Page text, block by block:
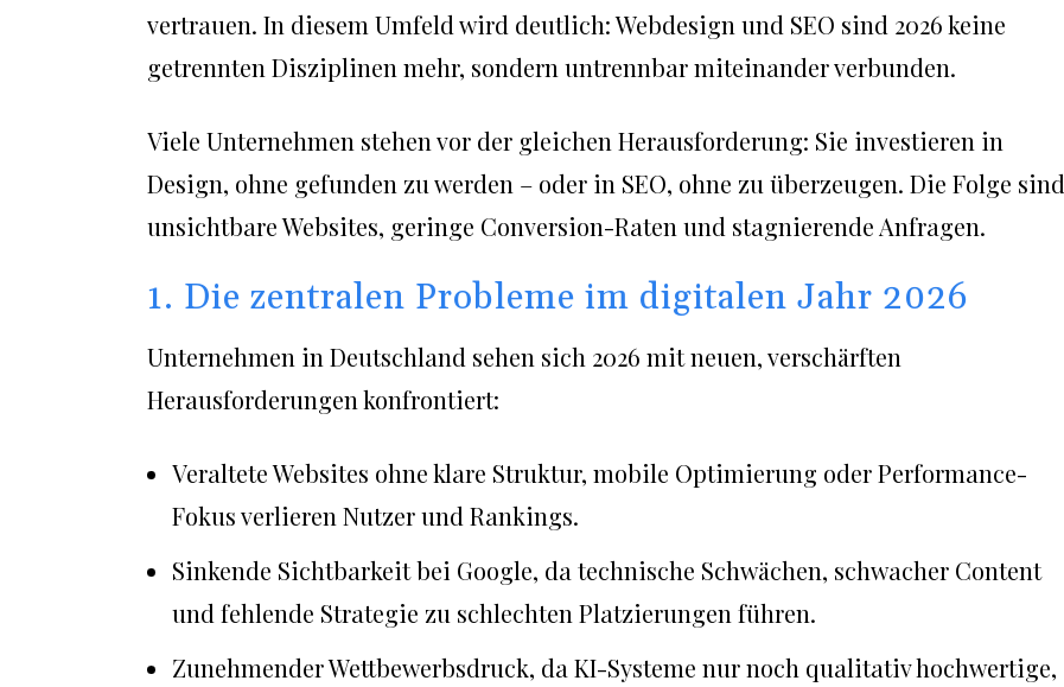
vertrauen. In diesem Umfeld wird deutlich: Webdesign und SEO sind 2026 keine
getrennten Disziplinen mehr, sondern untrennbar miteinander verbunden.
Viele Unternehmen stehen vor der gleichen Herausforderung: Sie investieren in
Design, ohne gefunden zu werden – oder in SEO, ohne zu überzeugen. Die Folge sind
unsichtbare Websites, geringe Conversion-Raten und stagnierende Anfragen.
1. Die zentralen Probleme im digitalen Jahr 2026
Unternehmen in Deutschland sehen sich 2026 mit neuen, verschärften
Herausforderungen konfrontiert:
Veraltete Websites ohne klare Struktur, mobile Optimierung oder Performance-
Fokus verlieren Nutzer und Rankings.
Sinkende Sichtbarkeit bei Google, da technische Schwächen, schwacher Content
und fehlende Strategie zu schlechten Platzierungen führen.
Zunehmender Wettbewerbsdruck, da KI-Systeme nur noch qualitativ hochwertige,